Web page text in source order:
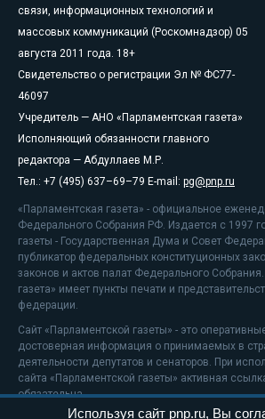
связи, информационных технологий и
массовых коммуникаций (Роскомнадзор) 05
августа 2011 года. 18+
Свидетельство о регистрации Эл № ФС77-
46097
Учредитель — АНО «Парламентская газета»
Исполняющий обязанности главного
редактора — Абдуллаев М.Р.
Тел.: +7 (495) 637–69–79 E-mail: pg@pnp.ru
«Парламентская газета» - официальное
Федерального Собрания РФ. Издается с 1997
газеты - Государственная Дума и Совет
публикатор федеральных конституционных
законов и актов палат Федерального
газета» имеет пункты печати и
федерации.
Сайт «Парламентской газеты» - это
достоверная информация о принимаемых в
деятельности депутатов и сенаторов. При
сайта «Парламентской газеты» активная
обязательна.
Используя сайт pnp.ru, Вы